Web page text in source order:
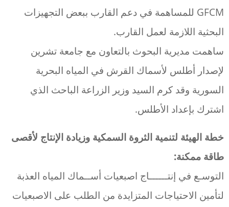
GFCM للمساهمة في دعم القارب ببعض التجهيزات
البحثية اللازمة لعمل القارب.
ساهمت مديرية البحوث بالتعاون مع جامعة تشرين
لإصدار أطلس لأسماك القرش في المياه البحرية
السورية وقد كرم السيد وزير الزراعة الباحث الذي
اشترك بإعداد الأطلس.
خطة الهيئة لتنمية الثروة السمكية وزيادة الإنتاج لأقصى
طاقة ممكنة:
التوسـع في إنتــــــاج اصبعيات أســماك المياه العذبة
لتأمين الاحتياجات المتزايدة من الطلب على الاصبعيات